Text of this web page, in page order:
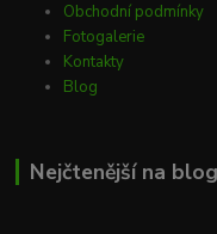
Obchodní podmínky
Fotogalerie
Kontakty
Blog
Nejčtenější na